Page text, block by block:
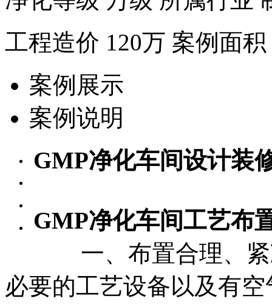
工程造价 120万 案例面积
案例展示
案例说明
GMP净化车间设计装
GMP净化车间工艺布
一、布置合理、紧
必要的工艺设备以及有